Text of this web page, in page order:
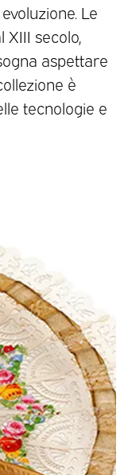
Le
secolo,
aspettare
è
tecnologie e